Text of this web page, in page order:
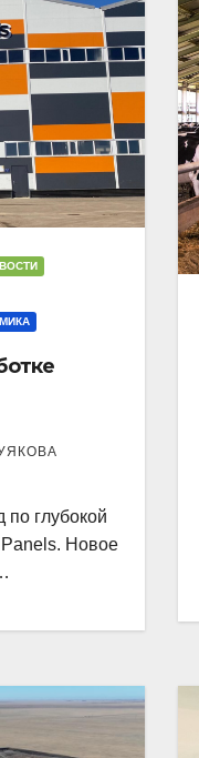
по глубокой
Новое